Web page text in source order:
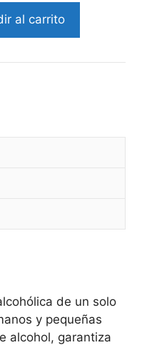
al carrito
de un solo
y pequeñas
alcohol, garantiza